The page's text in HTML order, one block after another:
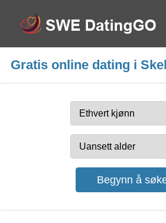
Gratis online dating i